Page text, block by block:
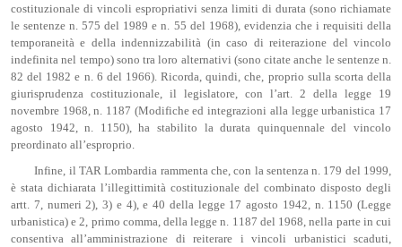
costituzionale di vincoli espropriativi senza limiti di durata (sono richiamate
le sentenze n. 575 del 1989 e n. 55 del 1968), evidenzia che i requisiti della
temporaneità e della indennizzabilità (in caso di reiterazione del vincolo
indefinita nel tempo) sono tra loro alternativi (sono citate anche le sentenze n.
82 del 1982 e n. 6 del 1966). Ricorda, quindi, che, proprio sulla scorta della
giurisprudenza costituzionale, il legislatore, con l’art. 2 della legge 19
novembre 1968, n. 1187 (Modifiche ed integrazioni alla legge urbanistica 17
agosto 1942, n. 1150), ha stabilito la durata quinquennale del vincolo
preordinato all’esproprio.
Infine, il TAR Lombardia rammenta che, con la sentenza n. 179 del 1999,
è stata dichiarata l’illegittimità costituzionale del combinato disposto degli
artt. 7, numeri 2), 3) e 4), e 40 della legge 17 agosto 1942, n. 1150 (Legge
urbanistica) e 2, primo comma, della legge n. 1187 del 1968, nella parte in cui
consentiva all’amministrazione di reiterare i vincoli urbanistici scaduti,